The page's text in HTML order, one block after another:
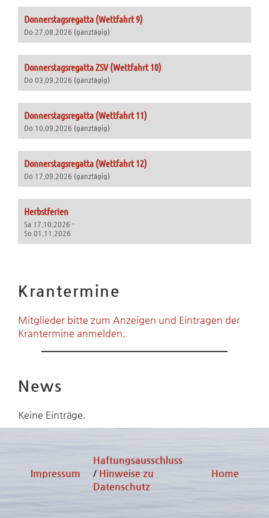
Donnerstagsregatta (Wettfahrt 9)
Do 27.08.2026 (ganztägig)
Donnerstagsregatta ZSV (Wettfahrt 10)
Do 03.09.2026 (ganztägig)
Donnerstagsregatta (Wettfahrt 11)
Do 10.09.2026 (ganztägig)
Donnerstagsregatta (Wettfahrt 12)
Do 17.09.2026 (ganztägig)
Herbstferien
Sa 17.10.2026 -
So 01.11.2026
Krantermine
Mitglieder bitte zum Anzeigen und Eintragen der
Krantermine anmelden.
News
Keine Einträge.
Impressum
Haftungsausschluss
/ Hinweise zu
Datenschutz
Home